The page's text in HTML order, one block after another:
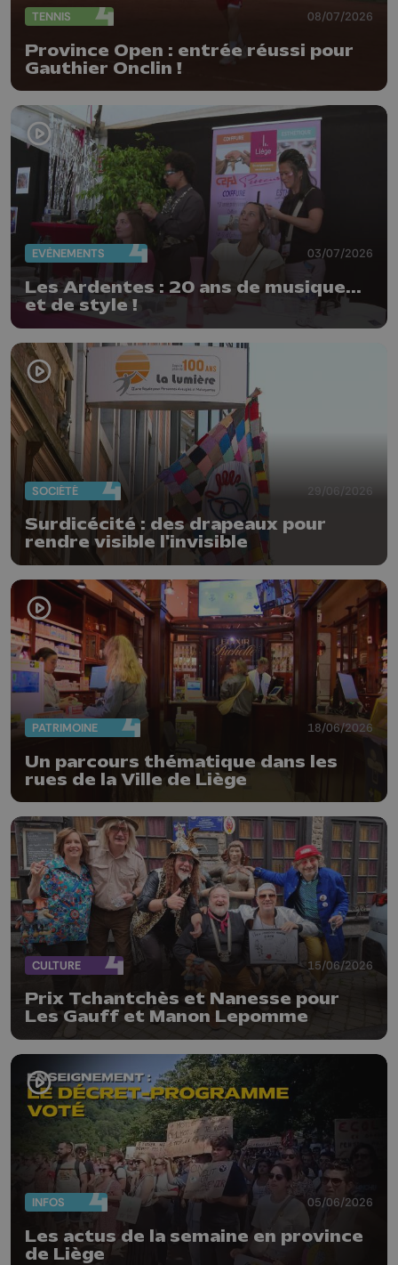
TENNIS 08/07/2026
Province Open : entrée réussi pour
Gauthier Onclin !
EVÈNEMENTS 03/07/2026
Les Ardentes : 20 ans de musique...
et de style !
SOCIÉTÉ 29/06/2026
Surdicécité : des drapeaux pour
rendre visible l'invisible
PATRIMOINE 18/06/2026
Un parcours thématique dans les
rues de la Ville de Liège
CULTURE 15/06/2026
Prix Tchantchès et Nanesse pour
Les Gauff et Manon Lepomme
INFOS 05/06/2026
Les actus de la semaine en province
de Liège